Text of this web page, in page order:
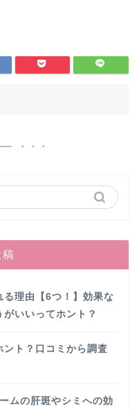
理由【6つ！】効果な
いいってホント？
ト？口コミから調査
ムの肝斑やシミへの効